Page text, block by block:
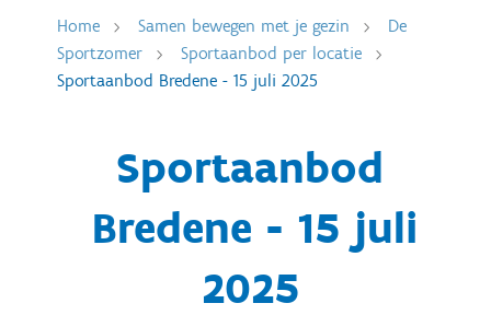
Home Samen bewegen met je gezin
De
Sportzomer
Sportaanbod per locatie
Sportaanbod Bredene - 15 juli 2025
Sportaanbod
Bredene - 15 juli
2025